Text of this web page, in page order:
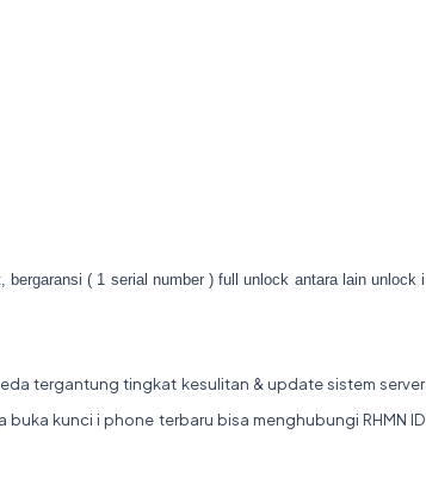
( 1 serial number ) full unlock antara lain unlock i
tergantung tingkat kesulitan & update sistem server
kunci i phone terbaru bisa menghubungi RHMN ID